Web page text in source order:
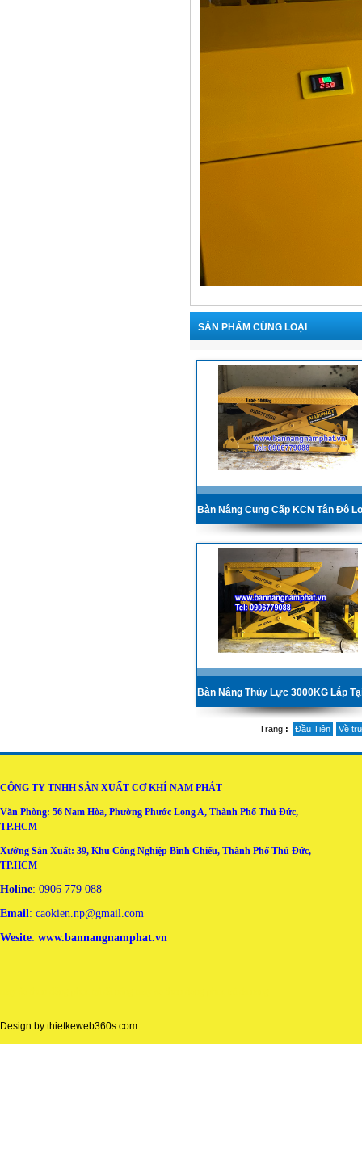
SẢN PHẨM CÙNG LOẠI
Trang : Đầu Tiên Về
CÔNG TY TNHH SẢN XUẤT CƠ KHÍ NAM PHÁT
Văn Phòng: 56 Nam Hòa, Phường Phước Long A, Thành Phố Thủ Đức,
TP.HCM
Xưởng Sản Xuất: 39, Khu Công Nghiệp Bình Chiểu, Thành Phố Thủ Đức,
TP.HCM
Holine: 0906 779 088
Email: caokien.np@gmail.com
Wesite: www.bannangnamphat.vn
Design by thietkeweb360s.com